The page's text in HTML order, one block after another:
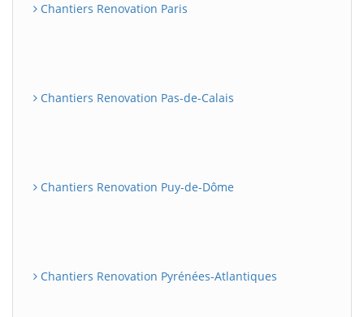
Chantiers Renovation Paris
Chantiers Renovation Pas-de-Calais
Chantiers Renovation Puy-de-Dôme
Chantiers Renovation Pyrénées-Atlantiques